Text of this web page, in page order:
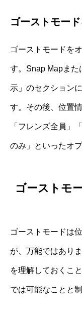
ゴーストモー
ゴーストモードを
す。Snap Mapまた
示」のセクション
す。その後、位置
「フレンズ全員」
のみ」といったオ
ゴーストモ
ゴーストモードは
が、万能ではあり
を理解しておくこ
では可能なことと